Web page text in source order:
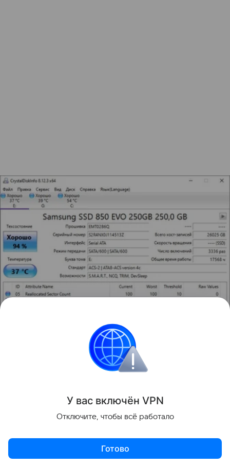
Hi-Tech Mail
процент износа и текущее число циклов
перезаписи. В нашем примере смотрим строчку
У вас включён VPN
Отключите, чтобы всё работало
Готово